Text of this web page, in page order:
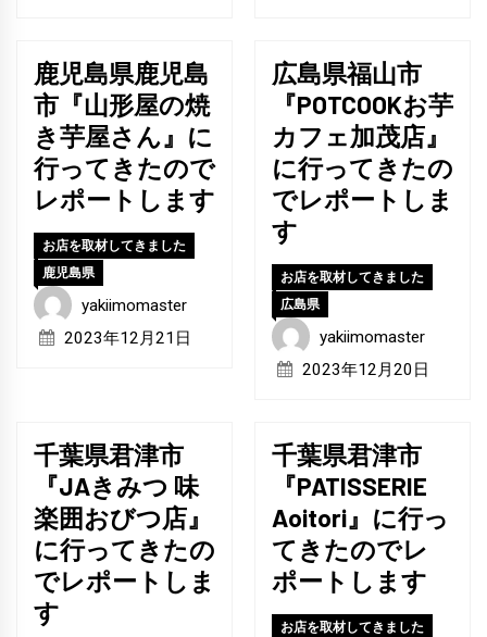
鹿児島県鹿児島
市『山形屋の焼
き芋屋さん』に
行ってきたので
レポートします
お店を取材してきました
鹿児島県
yakiimomaster
2023年12月21日
広島県福山市
『POTCOOKお芋
カフェ加茂店』
に行ってきたの
でレポートしま
す
お店を取材してきました
広島県
yakiimomaster
2023年12月20日
千葉県君津市
『JAきみつ 味
楽囲おびつ店』
に行ってきたの
でレポートしま
す
千葉県君津市
『PATISSERIE
Aoitori』に行っ
てきたのでレ
ポートします
お店を取材してきました